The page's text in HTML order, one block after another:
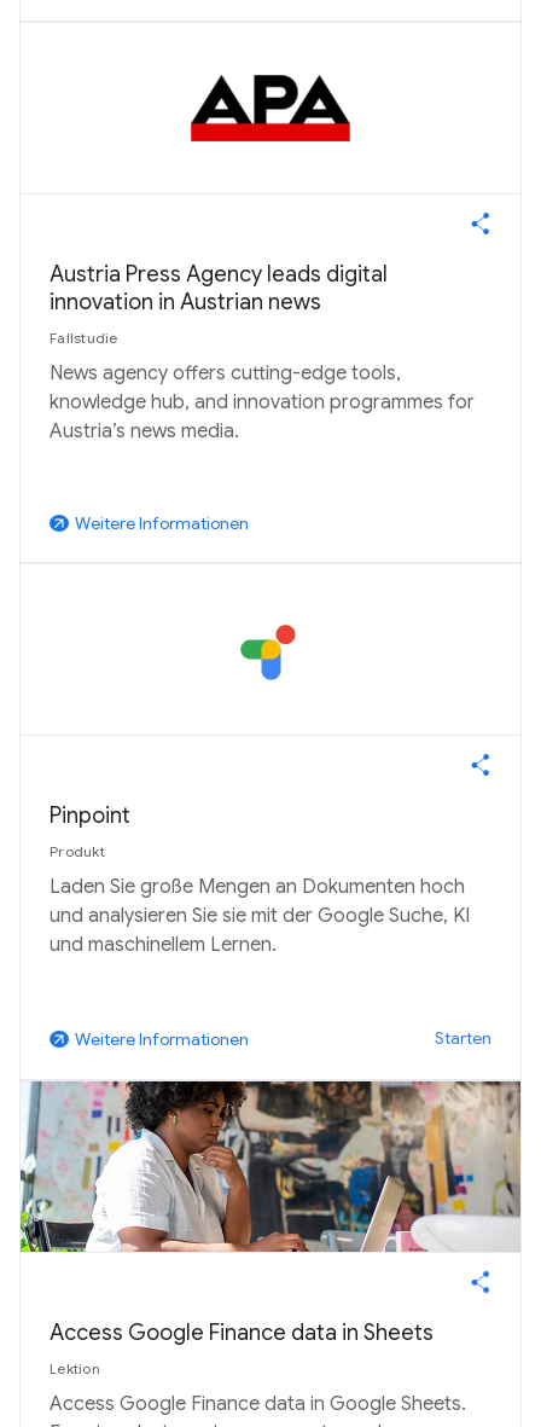
Austria Press Agency leads digital
innovation in Austrian news
Fallstudie
News agency offers cutting-edge tools,
knowledge hub, and innovation programmes for
Austria’s news media.
arrow_outward Weitere Informationen
Pinpoint
Produkt
Laden Sie große Mengen an Dokumenten hoch
und analysieren Sie sie mit der Google Suche, KI
und maschinellem Lernen.
arrow_outward Weitere Informationen Starten
Access Google Finance data in Sheets
Lektion
Access Google Finance data in Google Sheets.